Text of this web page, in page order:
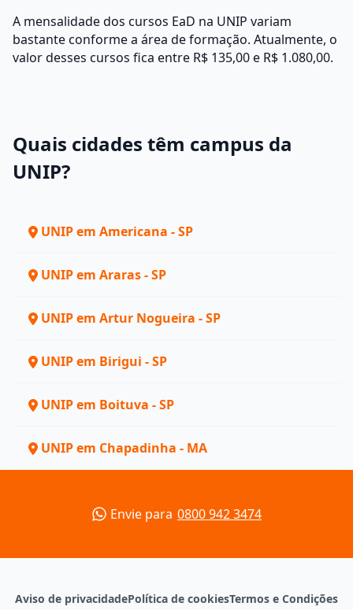
A mensalidade dos cursos EaD na UNIP variam
bastante conforme a área de formação. Atualmente, o
valor desses cursos fica entre R$ 135,00 e R$ 1.080,00.
Quais cidades têm campus da
UNIP?
UNIP em Americana - SP
UNIP em Araras - SP
UNIP em Artur Nogueira - SP
UNIP em Birigui - SP
UNIP em Boituva - SP
UNIP em Chapadinha - MA
Envie para 0800 942 3474
Aviso de privacidadePolítica de cookiesTermos e Condições